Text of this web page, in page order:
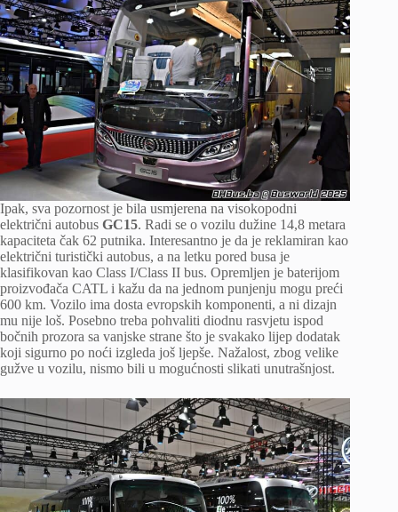
Ipak, sva pozornost je bila usmjerena na visokopodni
električni autobus GC15. Radi se o vozilu dužine 14,8 metara
kapaciteta čak 62 putnika. Interesantno je da je reklamiran kao
električni turistički autobus, a na letku pored busa je
klasifikovan kao Class I/Class II bus. Opremljen je baterijom
proizvođača CATL i kažu da na jednom punjenju mogu preći
600 km. Vozilo ima dosta evropskih komponenti, a ni dizajn
mu nije loš. Posebno treba pohvaliti diodnu rasvjetu ispod
bočnih prozora sa vanjske strane što je svakako lijep dodatak
koji sigurno po noći izgleda još ljepše. Nažalost, zbog velike
gužve u vozilu, nismo bili u mogućnosti slikati unutrašnjost.